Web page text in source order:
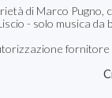
di Marco
- solo musica
fornitore